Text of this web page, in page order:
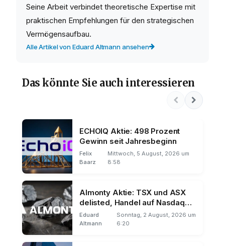
Seine Arbeit verbindet theoretische Expertise mit
praktischen Empfehlungen für den strategischen
Vermögensaufbau.
Alle Artikel von Eduard Altmann ansehen
Das könnte Sie auch interessieren
ECHOIQ Aktie: 498 Prozent
Gewinn seit Jahresbeginn
Felix
Baarz
Mittwoch, 5 August, 2026 um
8:58
Almonty Aktie: TSX und ASX
delisted, Handel auf Nasdaq
und Frankfurt
Eduard
Altmann
Sonntag, 2 August, 2026 um
6:20